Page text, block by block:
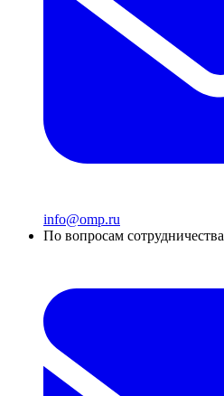
info@omp.ru
По вопросам сотрудничества